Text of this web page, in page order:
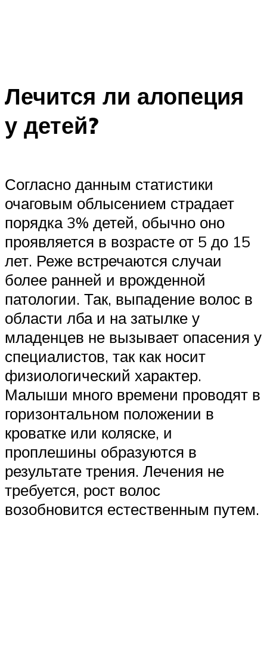
Лечится ли алопеция
у детей?
Согласно данным статистики
очаговым облысением страдает
порядка 3% детей, обычно оно
проявляется в возрасте от 5 до 15
лет. Реже встречаются случаи
более ранней и врожденной
патологии. Так, выпадение волос в
области лба и на затылке у
младенцев не вызывает опасения у
специалистов, так как носит
физиологический характер.
Малыши много времени проводят в
горизонтальном положении в
кроватке или коляске, и
проплешины образуются в
результате трения. Лечения не
требуется, рост волос
возобновится естественным путем.